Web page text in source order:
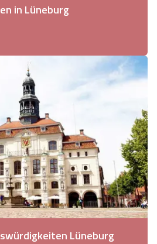
in Lüneburg
Lüneburg